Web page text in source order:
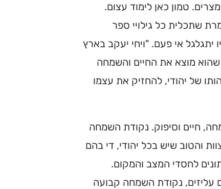
טמון כאן לימוד עצום.
שתכלית כל גילויי ספר
אי פעם. "ויחי יעקב בארץ
מוצא את החיים והשמחה
של יהודי, להחזיק את עצמו
חיים וסיפוק. נקודת השמחה
והטוב שיש בכל יהודי, די בהם
לחסדי המצב והמקום.
עליזים, נקודת השמחה קבועה